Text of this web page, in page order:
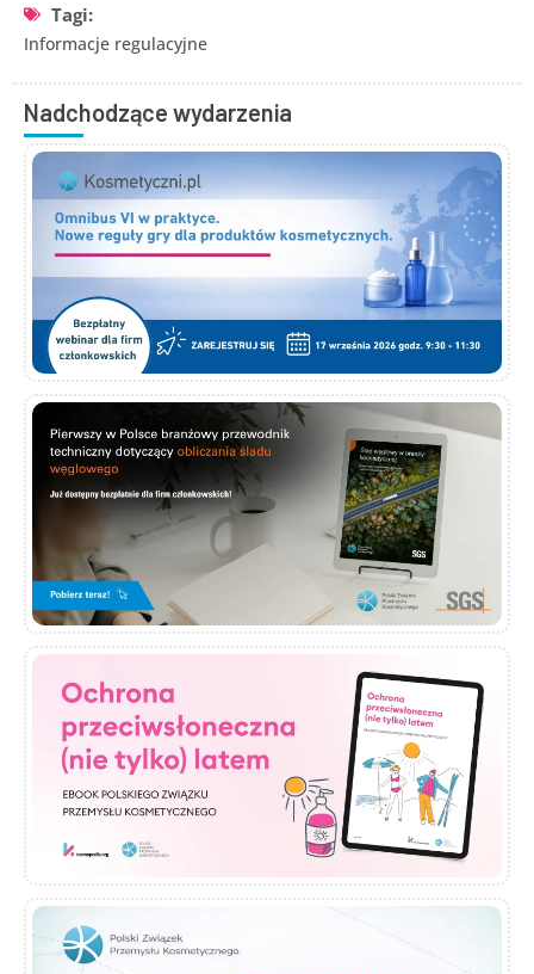
Tagi:
Informacje regulacyjne
Nadchodzące wydarzenia